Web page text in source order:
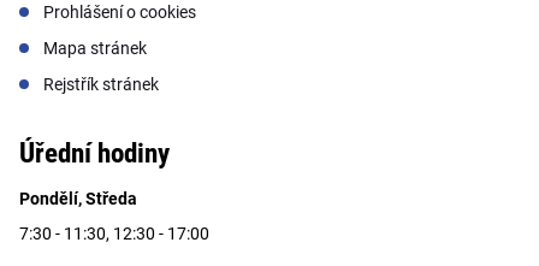
Prohlášení o cookies
Mapa stránek
Rejstřík stránek
Úřední hodiny
Pondělí, Středa
7:30 - 11:30, 12:30 - 17:00